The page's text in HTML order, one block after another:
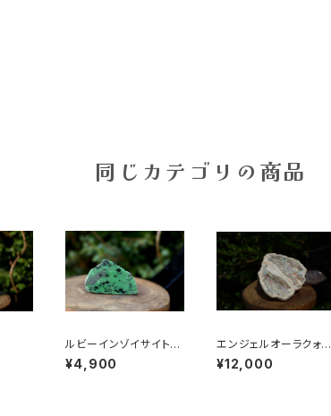
同じカテゴリの商品
ルビーインゾイサイト
原石 一部ポリッシュ
¥4,900
エンジェルオーラクォー
ツ ジオード
¥12,000